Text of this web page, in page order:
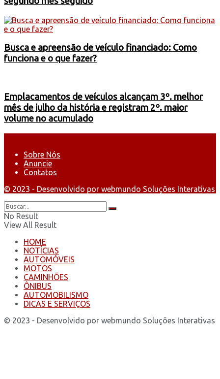
Busca e apreensão de veículo financiado: Como
funciona e o que fazer?
Emplacamentos de veículos alcançam 3º. melhor
mês de julho da história e registram 2º. maior
volume no acumulado
Sobre Nós
Anuncie
Contatos
© 2023 - Desenvolvido por webmundo Soluções Interativas
No Result
View All Result
HOME
NOTÍCIAS
AUTOMÓVEIS
MOTOS
CAMINHÕES
ÔNIBUS
AUTOMOBILISMO
DICAS E SERVIÇOS
© 2023 - Desenvolvido por webmundo Soluções Interativas